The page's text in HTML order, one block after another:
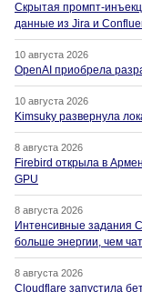
Скрытая промпт-
данные из Jira и
10 августа 2026
OpenAI приобрела
10 августа 2026
Kimsuky развернула
8 августа 2026
Firebird открыла в
GPU
8 августа 2026
Интенсивные задания
больше энергии, чем
8 августа 2026
Cloudflare запустила